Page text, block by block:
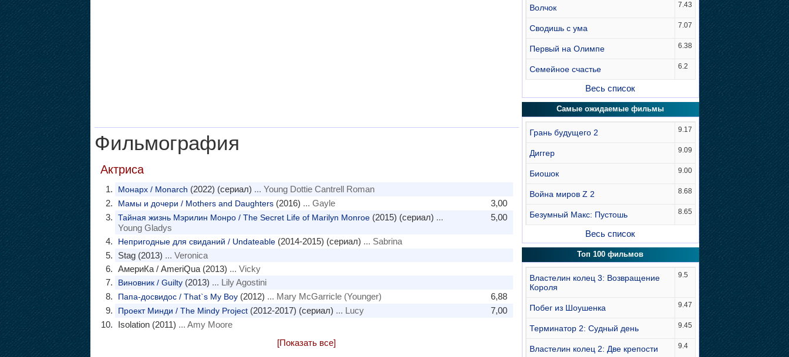
Фильмография
Актриса
Монарх / Monarch (2022) (сериал) ... Young Dottie Cantrell Roman
3,00
Мамы и дочери / Mothers and Daughters(2016) ... Gayle
5,00
Тайная жизнь Мэрилин Монро / The Secret Life of Marilyn Monroe(2015) (сериал) ...
Young Gladys
Непригодные для свиданий / Undateable(2014-2015) (сериал) ... Sabrina
Stag (2013) ... Veronica
АмериКа / AmeriQua (2013) ... Vicky
Виновник / Guilty(2013) ... Lily Agostini
6,88
Папа-досвидос / That`s My Boy(2012) ... Mary McGarricle (Younger)
7,00
Проект Минди / The Mindy Project(2012-2017) (сериал) ... Lucy
Isolation (2011) ... Amy Moore
[Показать все]
Волчок 7.43
Сводишь с ума 7.07
Первый на Олимпе 6.38
Семейное счастье 6.2
Весь список
Самые ожидаемые фильмы
Грань будущего 2 9.17
Диггер 9.09
Биошок 9.00
Война миров Z 2 8.68
Безумный Макс: Пустошь 8.65
Весь список
Топ 100 фильмов
Властелин колец 3: Возвращение
Короля
9.5
Побег из Шоушенка 9.47
Терминатор 2: Судный день 9.45
Властелин колец 2: Две крепости 9.4